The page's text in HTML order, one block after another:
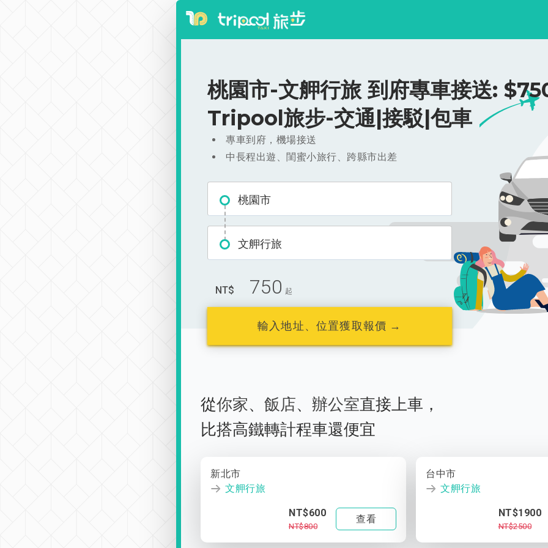
桃園市-文舺行旅 到府專車接送:
Tripool旅步-交通|接駁|包車
專車到府，機場接送
中長程出遊、閨蜜小旅行、跨縣市出差
桃園市
文舺行旅
NT$ 750 起
輸入地址、位置獲取報價 →
從你家、 飯店、 辦公室直接上車，
比搭高鐵轉計程車還便宜
新北市
文舺行旅
NT$600
NT$800
查看
台中市
文舺行旅
NT$1900
NT$2500